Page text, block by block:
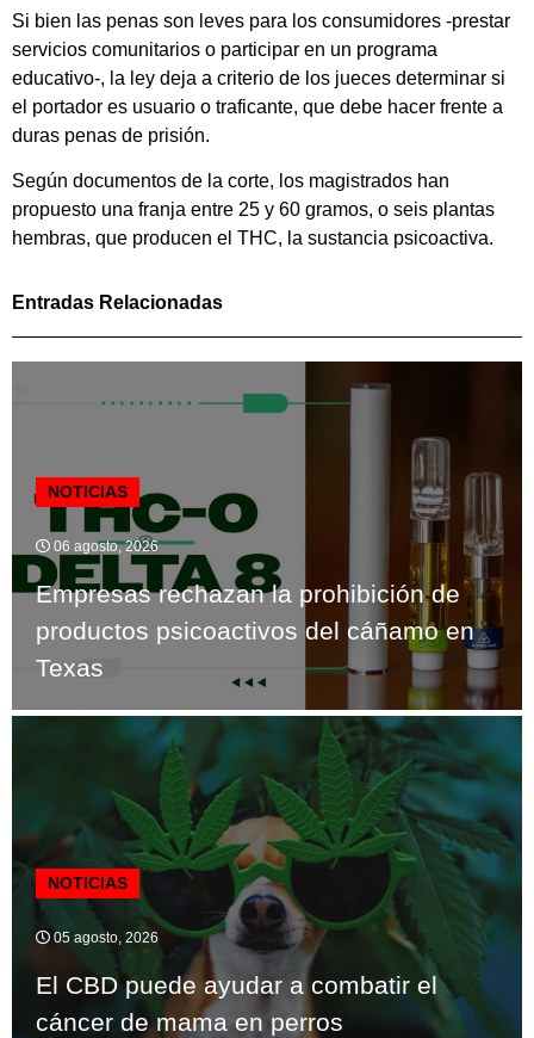
Si bien las penas son leves para los consumidores -prestar
servicios comunitarios o participar en un programa
educativo-, la ley deja a criterio de los jueces determinar si
el portador es usuario o traficante, que debe hacer frente a
duras penas de prisión.
Según documentos de la corte, los magistrados han
propuesto una franja entre 25 y 60 gramos, o seis plantas
hembras, que producen el THC, la sustancia psicoactiva.
Entradas Relacionadas
NOTICIAS
06 agosto, 2026
Empresas rechazan la prohibición de
productos psicoactivos del cáñamo en
Texas
NOTICIAS
05 agosto, 2026
El CBD puede ayudar a combatir el
cáncer de mama en perros